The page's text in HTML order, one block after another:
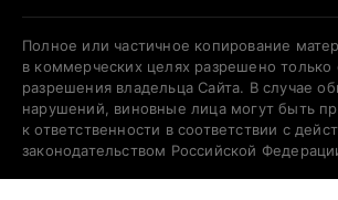
Полное или частичное копирование
в коммерческих целях разрешено только
разрешения владельца Сайта. В случае
нарушений, виновные лица могут быть
к ответственности в соответствии с
законодательством Российской